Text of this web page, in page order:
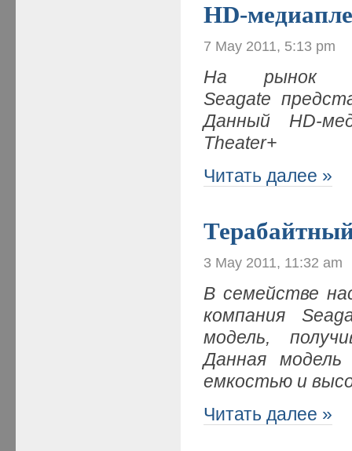
HD-
7 May 2011, 5:13 pm
На рынок
Seagate
Данный HD-
Theater+
Читать далее »
3 May 2011, 11:32 am
В семействе
компания
модель,
Данная
емкостью и
Читать далее »